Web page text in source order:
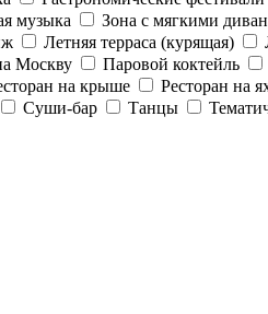
музыка Зона с мягкими
Летняя терраса (курящая)
Москву Паровой коктейль
на крыше Ресторан на
Суши-бар Танцы